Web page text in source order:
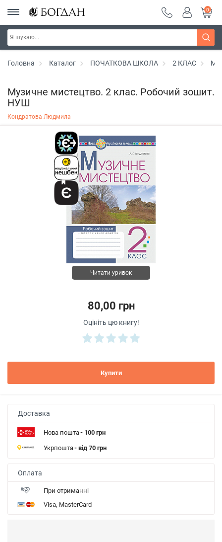
0
Головна Каталог ПОЧАТКОВА ШКОЛА 2 КЛАС
Музичне мистецтво. 2 клас. Робочий зошит.
НУШ
Кондратова Людмила
Читати уривок
80,00 грн
Оцініть цю книгу!
Купити
Доставка
Нова пошта- 100 грн
Укрпошта- від 70 грн
Оплата
При отриманні
Visa, MasterCard